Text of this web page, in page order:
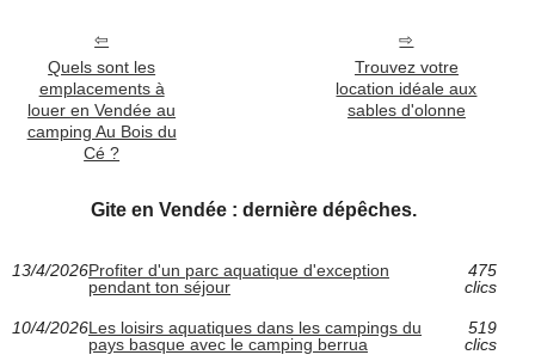
Quels sont les
emplacements à
louer en Vendée au
camping Au Bois du
Cé ?
Trouvez votre
location idéale aux
sables d'olonne
Gite en Vendée : dernière dépêches.
13/4/2026Profiter d'un parc aquatique d'exception
pendant ton séjour
475
clics
10/4/2026Les loisirs aquatiques dans les campings du
pays basque avec le camping berrua
519
clics